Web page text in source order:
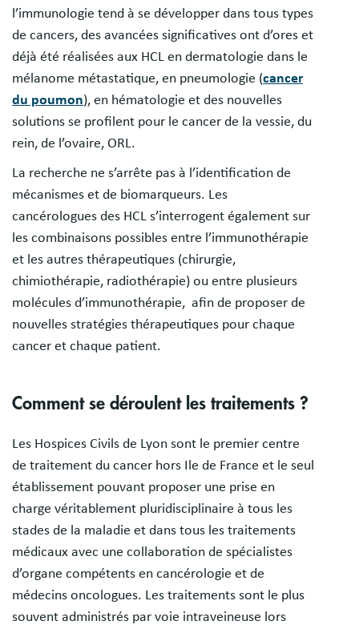
l’immunologie tend à se développer dans tous types
de cancers, des avancées significatives ont d’ores et
déjà été réalisées aux HCL en dermatologie dans le
mélanome métastatique, en pneumologie (cancer
du poumon), en hématologie et des nouvelles
solutions se profilent pour le cancer de la vessie, du
rein, de l’ovaire, ORL.
La recherche ne s’arrête pas à l’identification de
mécanismes et de biomarqueurs. Les
cancérologues des HCL s’interrogent également sur
les combinaisons possibles entre l’immunothérapie
et les autres thérapeutiques (chirurgie,
chimiothérapie, radiothérapie) ou entre plusieurs
molécules d’immunothérapie, afin de proposer de
nouvelles stratégies thérapeutiques pour chaque
cancer et chaque patient.
Comment se déroulent les traitements ?
Les Hospices Civils de Lyon sont le premier centre
de traitement du cancer hors Ile de France et le seul
établissement pouvant proposer une prise en
charge véritablement pluridisciplinaire à tous les
stades de la maladie et dans tous les traitements
médicaux avec une collaboration de spécialistes
d’organe compétents en cancérologie et de
médecins oncologues. Les traitements sont le plus
souvent administrés par voie intraveineuse lors